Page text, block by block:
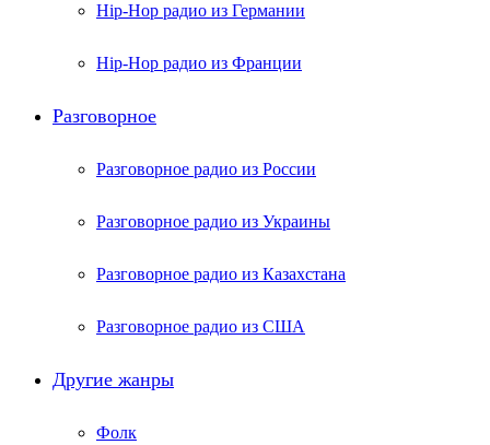
Hip-Hop радио из Германии
Hip-Hop радио из Франции
Разговорное
Разговорное радио из России
Разговорное радио из Украины
Разговорное радио из Казахстана
Разговорное радио из США
Другие жанры
Фолк